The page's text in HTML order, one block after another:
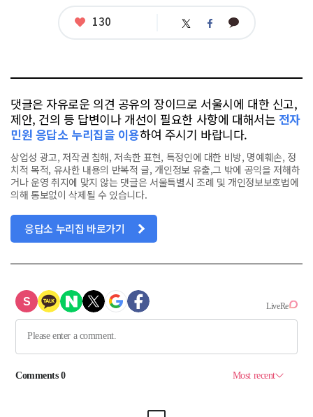
좋
130 트 페 카
댓글은 자유로운 의견 공유의 장이므로 서울시에 대한 신고,
제안, 건의 등 답변이나 개선이 필요한 사항에 대해서는 전자
민원 응답소 누리집을 이용하여 주시기 바랍니다.
상업성 광고, 저작권 침해, 저속한 표현, 특정인에 대한 비방, 명예훼손, 정
치적 목적, 유사한 내용의 반복적 글, 개인정보 유출,그 밖에 공익을 저해하
거나 운영 취지에 맞지 않는 댓글은 서울특별시 조례 및 개인정보보호법에
의해 통보없이 삭제될 수 있습니다.
응답소 누리집 바로가기